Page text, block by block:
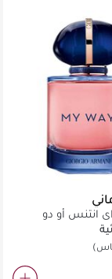
انتنس أو دو